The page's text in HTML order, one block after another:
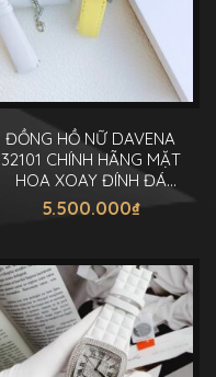
ĐỒNG HỒ NỮ DAVENA
32101 CHÍNH HÃNG MẶT
HOA XOAY ĐÍNH ĐÁ
38MM
5.500.000₫